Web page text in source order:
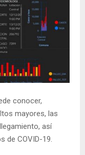
conocer,
mayores, las
así
de COVID-19.